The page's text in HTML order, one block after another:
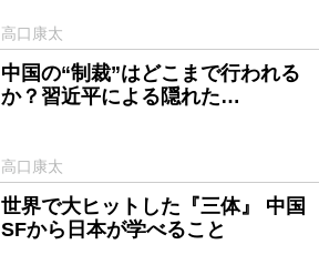
高口康太
中国の“制裁”はどこまで行われる
か？習近平による隠れた…
高口康太
世界で大ヒットした『三体』 中国
SFから日本が学べること